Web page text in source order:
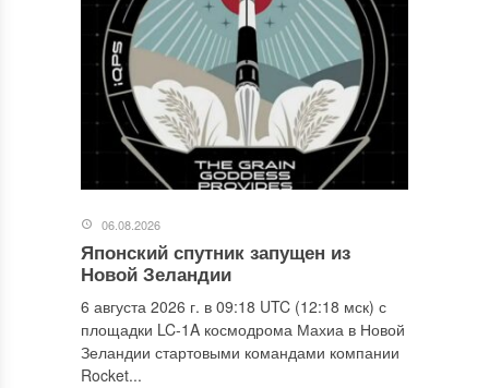
06.08.2026
Японский спутник запущен из
Новой Зеландии
6 августа 2026 г. в 09:18 UTC (12:18 мск) с
площадки LC-1A космодрома Махиа в Новой
Зеландии стартовыми командами компании
Rocket...